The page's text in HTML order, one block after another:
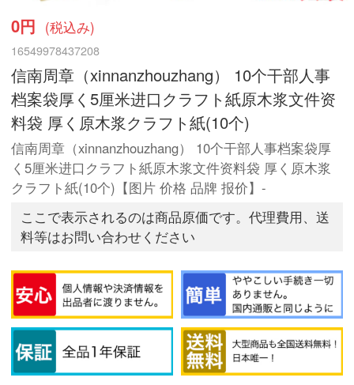
0円 (税込み)
16549978437208
信南周章（xinnanzhouzhang） 10个干部人事
档案袋厚く5厘米进口クラフト紙原木浆文件资
料袋 厚く原木浆クラフト紙(10个)
信南周章（xinnanzhouzhang） 10个干部人事档案袋厚
く5厘米进口クラフト紙原木浆文件资料袋 厚く原木浆
クラフト紙(10个)【图片 价格 品牌 报价】-
ここで表示されるのは商品原価です。代理費用、送
料等はお問い合わせください